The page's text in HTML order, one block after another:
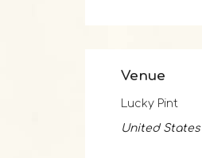
Venue
Lucky Pint
United States